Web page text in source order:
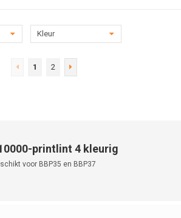
Kleur
1 2
printlint 4 kleurig
voor BBP35 en BBP37